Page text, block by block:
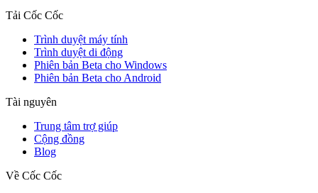
Tải Cốc Cốc
Trình duyệt máy tính
Trình duyệt di động
Phiên bản Beta cho Windows
Phiên bản Beta cho Android
Tài nguyên
Trung tâm trợ giúp
Cộng đồng
Blog
Về Cốc Cốc